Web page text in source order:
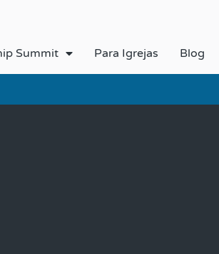
Summit Para Igrejas Blog